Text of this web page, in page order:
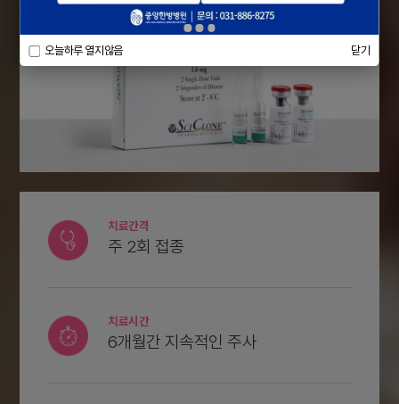
오늘하루 열지않음 닫기
치료간격
주 2회 접종
치료시간
6개월간 지속적인 주사